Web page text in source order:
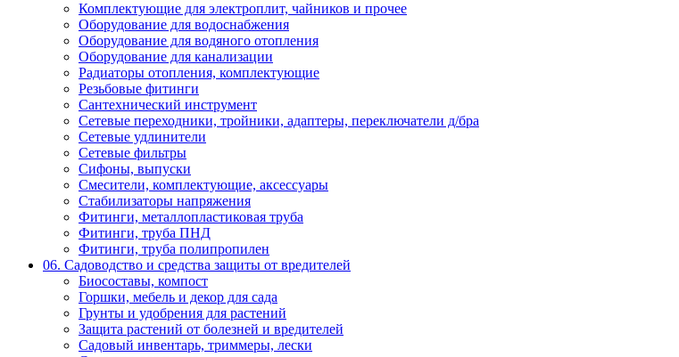
Комплектующие для электроплит, чайников и прочее
Оборудование для водоснабжения
Оборудование для водяного отопления
Оборудование для канализации
Радиаторы отопления, комплектующие
Резьбовые фитинги
Сантехнический инструмент
Сетевые переходники, тройники, адаптеры, переключатели д/бра
Сетевые удлинители
Сетевые фильтры
Сифоны, выпуски
Смесители, комплектующие, аксессуары
Стабилизаторы напряжения
Фитинги, металлопластиковая труба
Фитинги, труба ПНД
Фитинги, труба полипропилен
06. Садоводство и средства защиты от вредителей
Биосоставы, компост
Горшки, мебель и декор для сада
Грунты и удобрения для растений
Защита растений от болезней и вредителей
Садовый инвентарь, триммеры, лески